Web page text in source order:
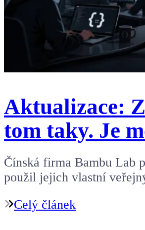
Aktualizace:
tom taky. Je
Čínská firma Bambu Lab
použil jejich vlastní
Celý článek